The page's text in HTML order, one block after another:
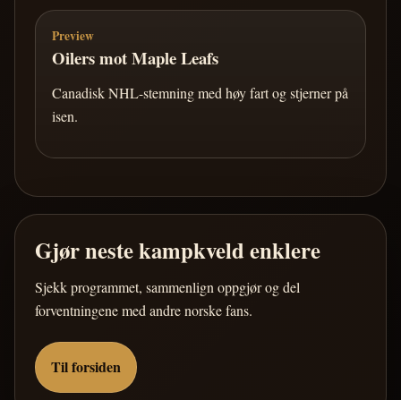
Preview
Oilers mot Maple Leafs
Canadisk NHL-stemning med høy fart og stjerner på
isen.
Gjør neste kampkveld enklere
Sjekk programmet, sammenlign oppgjør og del
forventningene med andre norske fans.
Til forsiden